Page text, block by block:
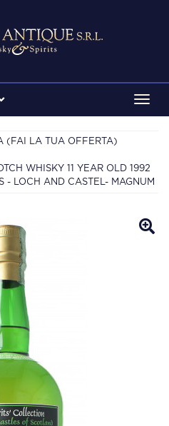
(FAI LA TUA OFFERTA)
WHISKY 11 YEAR OLD 1992
- LOCH AND CASTEL- MAGNUM